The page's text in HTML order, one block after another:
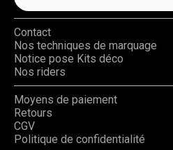
Contact
Nos techniques de marquage
Notice pose Kits déco
Nos riders
Moyens de paiement
Retours
CGV
Politique de confidentialité